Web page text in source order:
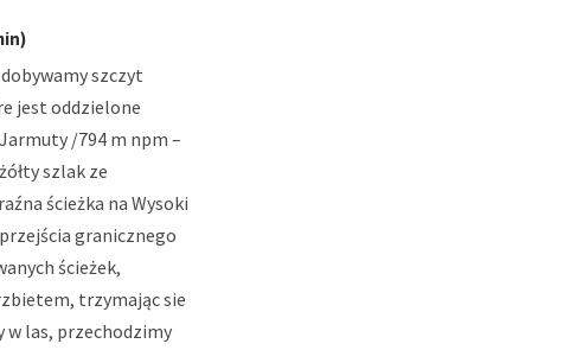
szczyt
jest oddzielone
/794 m npm –
szlak ze
ścieżka na Wysoki
granicznego
ścieżek,
trzymając sie
w las, przechodzimy